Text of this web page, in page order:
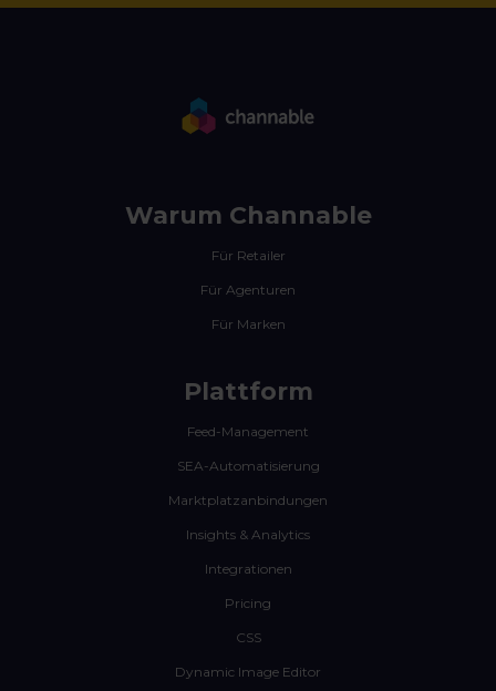
Warum Channable
Für Retailer
Für Agenturen
Für Marken
Plattform
Feed-Management
SEA-Automatisierung
Marktplatzanbindungen
Insights & Analytics
Integrationen
Pricing
CSS
Dynamic Image Editor